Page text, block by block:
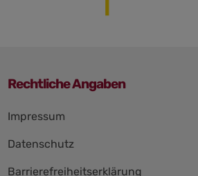
Rechtliche Angaben
überspringen
Impressum
Datenschutz
Barrierefreiheitserklärung